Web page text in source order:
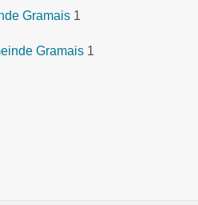
Gramais 1
Gramais 1